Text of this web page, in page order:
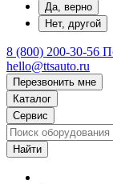
Да, верно
Нет, другой
8 (800) 200-30-56
hello@ttsauto.ru
Перезвонить мне
Каталог
Сервис